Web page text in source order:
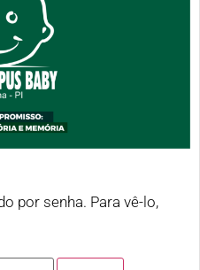
por senha. Para vê-lo,